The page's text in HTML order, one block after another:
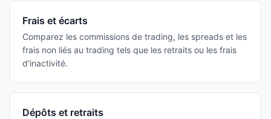
Frais et écarts
Comparez les commissions de trading, les spreads et les
frais non liés au trading tels que les retraits ou les frais
d'inactivité.
Dépôts et retraits